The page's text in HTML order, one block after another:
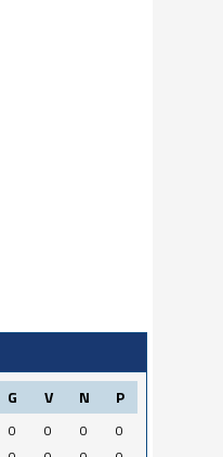
G V N P
0 0 0
0